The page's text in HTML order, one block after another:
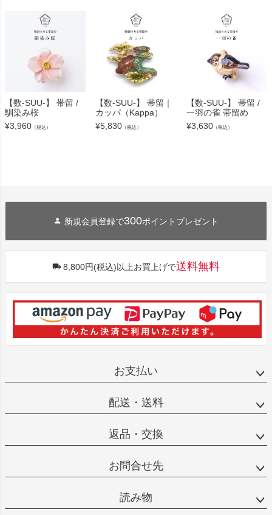
【数-SUU-】 帯留 /
馴染み桜
¥3,960 （税込）
【数-SUU-】 帯留｜
カッパ（Kappa）
¥5,830 （税込）
【数-SUU-】 帯留 /
一羽の雀 帯留め
¥3,630（税込）
新規会員登録で300ポイントプレゼント
8,800円(税込)以上お買上げで送料無料
お支払い
配送・送料
返品・交換
お問合せ先
読み物